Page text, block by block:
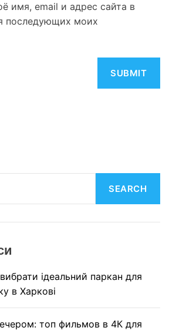
имя, email и адрес сайта в
последующих моих
SEARCH
ідеальний паркан для
в Харкові
топ фильмов в 4К для